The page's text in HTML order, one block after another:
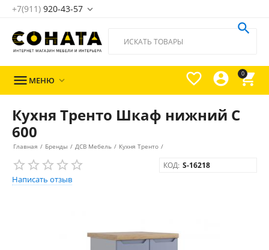
+7(911) 920-43-57 
0




 МЕНЮ 
Кухня Тренто Шкаф нижний С
600
Главная / Бренды / ДСВ Мебель / Кухня Тренто /
Написать отзыв
КОД: S-16218